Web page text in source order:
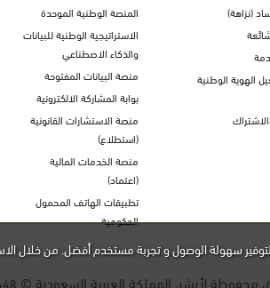
(نزاهة)
الهوية الوطنية
المنصة الوطنية الموحدة
الاستراتيجية الوطنية للبيانات
والذكاء الاصطناعي
منصة البيانات المفتوحة
بوابة المشاركة الالكترونية
منصة الاستشارات القانونية
(استطلاع)
منصة الخدمات المالية
(اعتماد)
تطبيقات الهاتف المحمول
الحكومية
محفوظة لأبشر، المملكة العربية السعودية ©
سهولة الوصول و تجربة مستخدم أفضل. من خلال